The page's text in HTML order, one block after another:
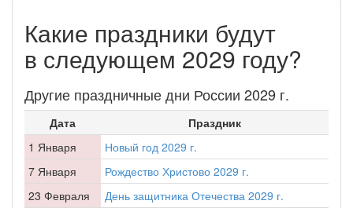
Какие праздники будут
в следующем 2029 году?
Другие праздничные дни России 2029 г.
Дата
Праздник
1 Января
Новый год 2029 г.
7 Января
Рождество Христово 2029 г.
23 Февраля
День защитника Отечества 2029 г.